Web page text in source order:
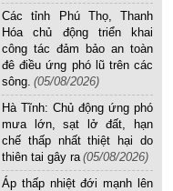
Các tỉnh Phú Thọ, Thanh
Hóa chủ động triển khai
công tác đảm bảo an toàn
đê điều ứng phó lũ trên các
sông. (05/08/2026)
Hà Tĩnh: Chủ động ứng phó
mưa lớn, sạt lở đất, hạn
chế thấp nhất thiệt hại do
thiên tai gây ra (05/08/2026)
Áp thấp nhiệt đới mạnh lên